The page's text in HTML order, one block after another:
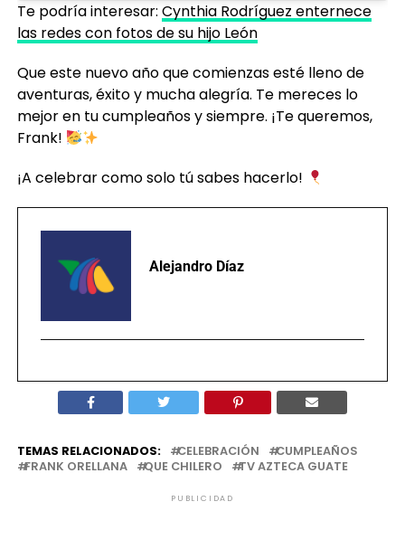
Te podría interesar: Cynthia Rodríguez enternece
las redes con fotos de su hijo León
Que este nuevo año que comienzas esté lleno de
aventuras, éxito y mucha alegría. Te mereces lo
mejor en tu cumpleaños y siempre. ¡Te queremos,
Frank!
¡A celebrar como solo tú sabes hacerlo!
Alejandro Díaz
TEMAS RELACIONADOS: CELEBRACIÓN
CUMPLEAÑOS
FRANK ORELLANA
QUE CHILERO TV AZTECA GUATE
PUBLICIDAD